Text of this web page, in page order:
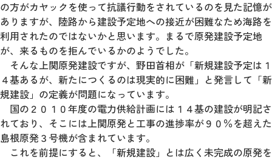
の方がカヤックを使って抗議行動をされているのを見た記憶が
ありますが、陸路から建設予定地への接近が困難なため海路を
利用されたのではないかと思います。まるで原発建設予定地
が、来るものを拒んでいるかのようでした。
そんな上関原発建設ですが、野田首相が「新規建設予定は１
４基あるが、新たにつくるのは現実的に困難」と発言して「新
規建設」の定義が問題になっています。
国の２０１０年度の電力供給計画には１４基の建設が明記さ
れており、そこには上関原発と工事の進捗率が９０％を超えた
島根原発３号機が含まれています。
これを前提にすると、「新規建設」とは広く未完成の原発を